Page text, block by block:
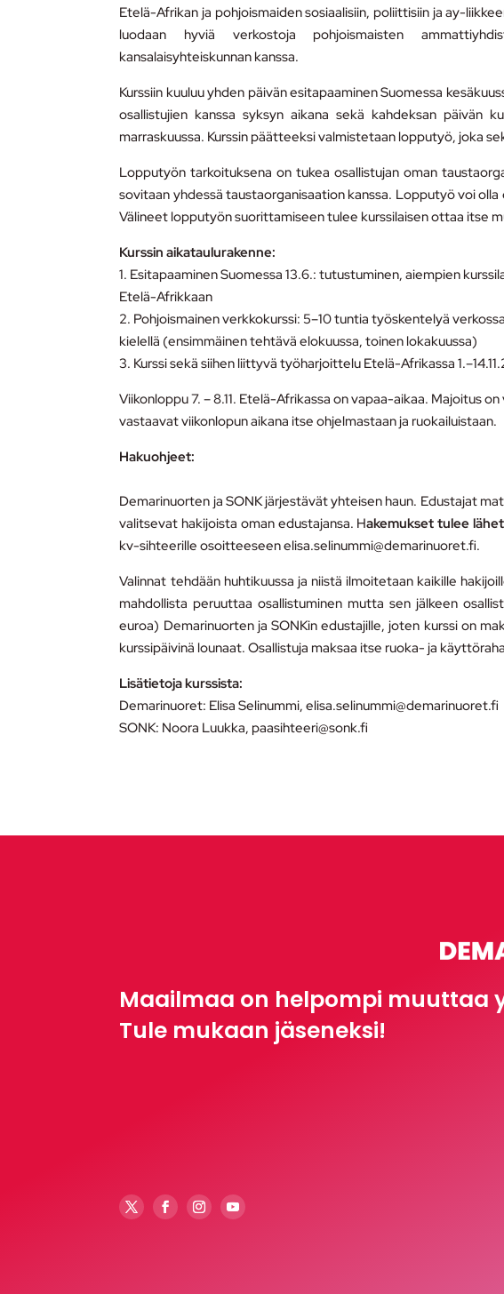
Etelä-Afrikan ja pohjoismaiden sosiaalisiin, poliittisiin ja ay-
luodaan hyviä verkostoja pohjoismaisten
kansalaisyhteiskunnan kanssa.
Kurssiin kuuluu yhden päivän esitapaaminen Suomessa
osallistujien kanssa syksyn aikana sekä kahdeksan päivän
marraskuussa. Kurssin päätteeksi valmistetaan lopputyö, joka
Lopputyön tarkoituksena on tukea osallistujan oman
sovitaan yhdessä taustaorganisaation kanssa. Lopputyö voi
Välineet lopputyön suorittamiseen tulee kurssilaisen ottaa itse
Kurssin aikataulurakenne:
1. Esitapaaminen Suomessa 13.6.: tutustuminen, aiempien
Etelä-Afrikkaan
2. Pohjoismainen verkkokurssi: 5–10 tuntia työskentelyä
kielellä (ensimmäinen tehtävä elokuussa, toinen lokakuussa)
3. Kurssi sekä siihen liittyvä työharjoittelu Etelä-Afrikassa
Viikonloppu 7. – 8.11. Etelä-Afrikassa on vapaa-aikaa. Majoitus
vastaavat viikonlopun aikana itse ohjelmastaan ja ruokailuistaan.
Hakuohjeet:
Demarinuorten ja SONK järjestävät yhteisen haun. Edustajat
valitsevat hakijoista oman edustajansa. Hakemukset tulee
kv-sihteerille osoitteeseen elisa.selinummi@demarinuoret.fi.
Valinnat tehdään huhtikuussa ja niistä ilmoitetaan kaikille
mahdollista peruuttaa osallistuminen mutta sen jälkeen
euroa) Demarinuorten ja SONKin edustajille, joten kurssi on
kurssipäivinä lounaat. Osallistuja maksaa itse ruoka- ja
Lisätietoja kurssista:
Demarinuoret: Elisa Selinummi, elisa.selinummi@demarinuoret.fi
SONK: Noora Luukka, paasihteeri@sonk.fi
Maailmaa on helpompi muuttaa
Tule mukaan jäseneksi!